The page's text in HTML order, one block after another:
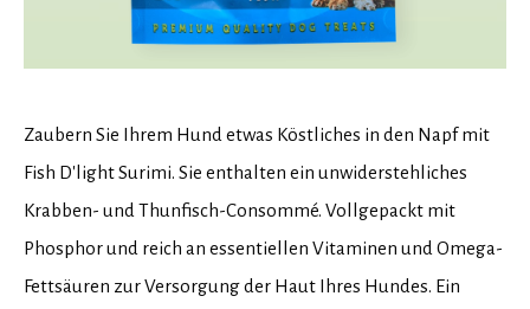
Zaubern Sie Ihrem Hund etwas Köstliches in den Napf mit
Fish D'light Surimi. Sie enthalten ein unwiderstehliches
Krabben- und Thunfisch-Consommé. Vollgepackt mit
Phosphor und reich an essentiellen Vitaminen und Omega-
Fettsäuren zur Versorgung der Haut Ihres Hundes. Ein